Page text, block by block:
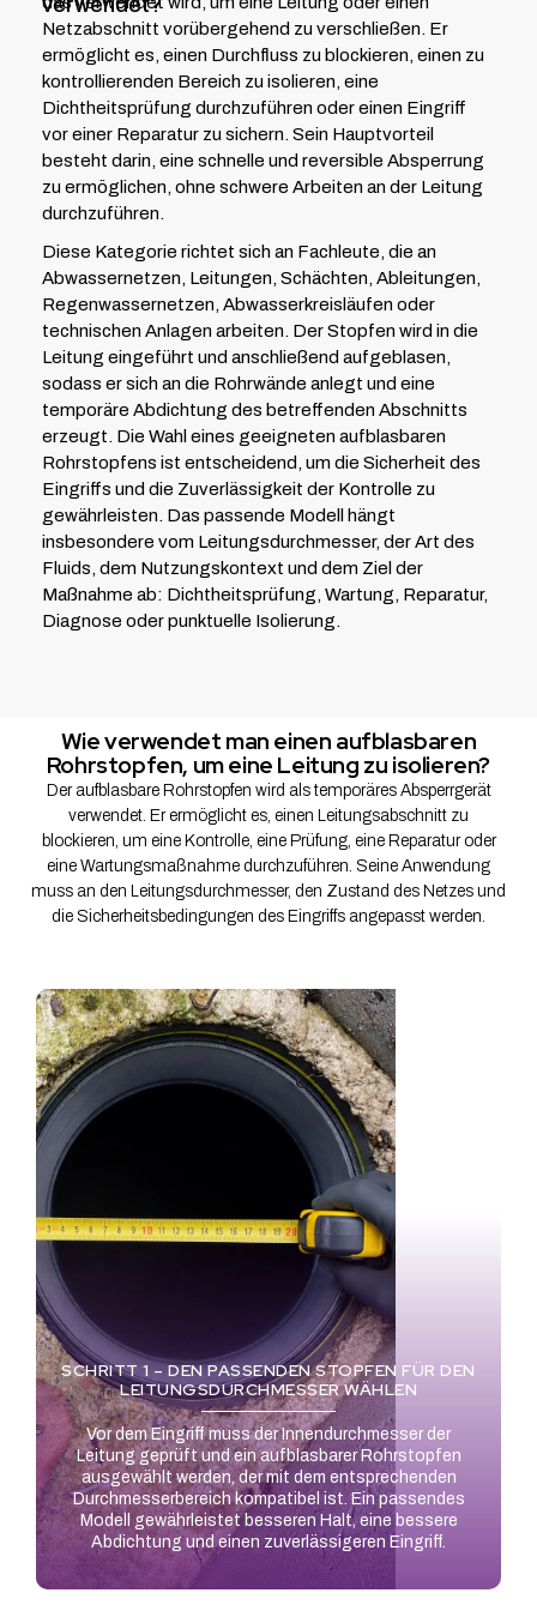
verwendet?
Netzabschnitt vorübergehend zu verschließen. Er
ermöglicht es, einen Durchfluss zu blockieren, einen zu
kontrollierenden Bereich zu isolieren, eine
Dichtheitsprüfung durchzuführen oder einen Eingriff
vor einer Reparatur zu sichern. Sein Hauptvorteil
besteht darin, eine schnelle und reversible Absperrung
zu ermöglichen, ohne schwere Arbeiten an der Leitung
durchzuführen.
Diese Kategorie richtet sich an Fachleute, die an
Abwassernetzen, Leitungen, Schächten, Ableitungen,
Regenwassernetzen, Abwasserkreisläufen oder
technischen Anlagen arbeiten. Der Stopfen wird in die
Leitung eingeführt und anschließend aufgeblasen,
sodass er sich an die Rohrwände anlegt und eine
temporäre Abdichtung des betreffenden Abschnitts
erzeugt. Die Wahl eines geeigneten aufblasbaren
Rohrstopfens ist entscheidend, um die Sicherheit des
Eingriffs und die Zuverlässigkeit der Kontrolle zu
gewährleisten. Das passende Modell hängt
insbesondere vom Leitungsdurchmesser, der Art des
Fluids, dem Nutzungskontext und dem Ziel der
Maßnahme ab: Dichtheitsprüfung, Wartung, Reparatur,
Diagnose oder punktuelle Isolierung.
Wie verwendet man einen aufblasbaren
Rohrstopfen, um eine Leitung zu isolieren?
Der aufblasbare Rohrstopfen wird als temporäres Absperrgerät
verwendet. Er ermöglicht es, einen Leitungsabschnitt zu
blockieren, um eine Kontrolle, eine Prüfung, eine Reparatur oder
eine Wartungsmaßnahme durchzuführen. Seine Anwendung
muss an den Leitungsdurchmesser, den Zustand des Netzes und
die Sicherheitsbedingungen des Eingriffs angepasst werden.
SCHRITT 1 – DEN PASSENDEN STOPFEN FÜR DEN
LEITUNGSDURCHMESSER WÄHLEN
Vor dem Eingriff muss der Innendurchmesser der
Leitung geprüft und ein aufblasbarer Rohrstopfen
ausgewählt werden, der mit dem entsprechenden
Durchmesserbereich kompatibel ist. Ein passendes
Modell gewährleistet besseren Halt, eine bessere
Abdichtung und einen zuverlässigeren Eingriff.